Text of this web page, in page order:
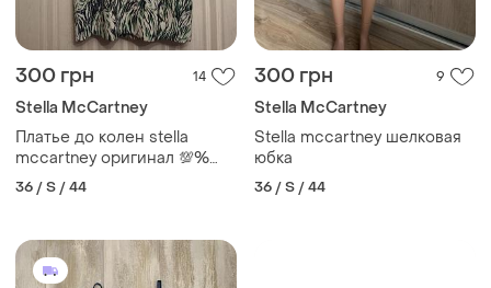
300 грн 14
Stella McCartney
Платье до колен stella
mccartney оригинал 💯%
шовк принт нюанс
36 / S / 44
300 грн 9
Stella McCartney
Stella mccartney шелковая
юбка
36 / S / 44